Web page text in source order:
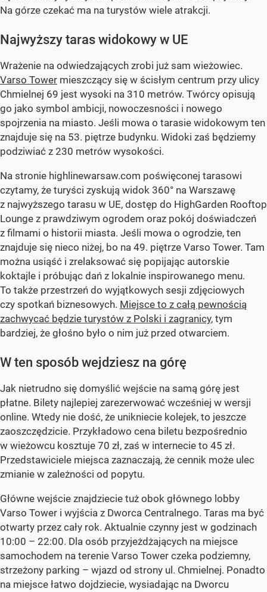
Na górze czekać ma na turystów wiele atrakcji.
Najwyższy taras widokowy w UE
Wrażenie na odwiedzających zrobi już sam wieżowiec.
Varso Tower mieszczący się w ścisłym centrum przy ulicy
Chmielnej 69 jest wysoki na 310 metrów. Twórcy opisują
go jako symbol ambicji, nowoczesności i nowego
spojrzenia na miasto. Jeśli mowa o tarasie widokowym ten
znajduje się na 53. piętrze budynku. Widoki zaś będziemy
podziwiać z 230 metrów wysokości.
Na stronie highlinewarsaw.com poświęconej tarasowi
czytamy, że turyści zyskują widok 360° na Warszawę
z najwyższego tarasu w UE, dostęp do HighGarden Rooftop
Lounge z prawdziwym ogrodem oraz pokój doświadczeń
z filmami o historii miasta. Jeśli mowa o ogrodzie, ten
znajduje się nieco niżej, bo na 49. piętrze Varso Tower. Tam
można usiąść i zrelaksować się popijając autorskie
koktajle i próbując dań z lokalnie inspirowanego menu.
To także przestrzeń do wyjątkowych sesji zdjęciowych
czy spotkań biznesowych. Miejsce to z całą pewnością
zachwycać będzie turystów z Polski i zagranicy, tym
bardziej, że głośno było o nim już przed otwarciem.
W ten sposób wejdziesz na górę
Jak nietrudno się domyślić wejście na samą górę jest
płatne. Bilety najlepiej zarezerwować wcześniej w wersji
online. Wtedy nie dość, że unikniecie kolejek, to jeszcze
zaoszczędzicie. Przykładowo cena biletu bezpośrednio
w wieżowcu kosztuje 70 zł, zaś w internecie to 45 zł.
Przedstawiciele miejsca zaznaczają, że cennik może ulec
zmianie w zależności od popytu.
Główne wejście znajdziecie tuż obok głównego lobby
Varso Tower i wyjścia z Dworca Centralnego. Taras ma być
otwarty przez cały rok. Aktualnie czynny jest w godzinach
10:00 – 22:00. Dla osób przyjeżdżających na miejsce
samochodem na terenie Varso Tower czeka podziemny,
strzeżony parking – wjazd od strony ul. Chmielnej. Ponadto
na miejsce łatwo dojdziecie, wysiadając na Dworcu